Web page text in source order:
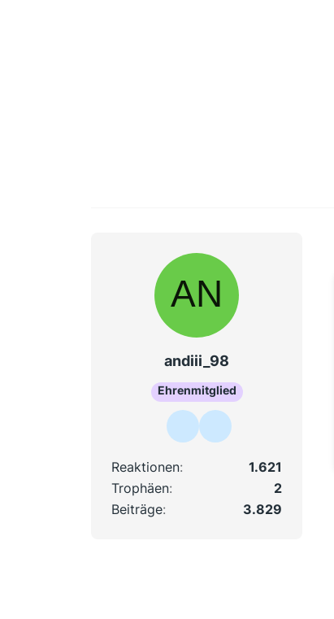
andiii_98
Ehrenmitglied
Reaktionen
1.621
Trophäen
2
Beiträge
3.829